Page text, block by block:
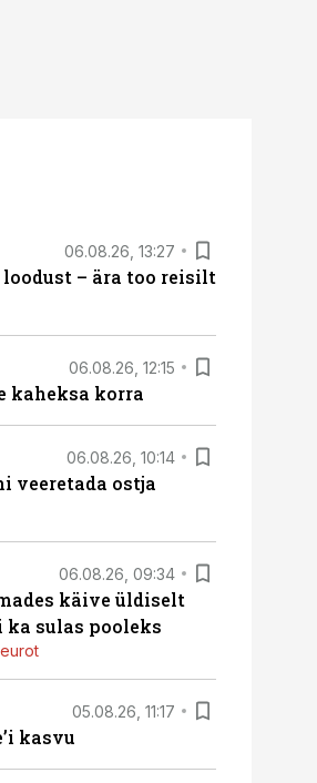
06.08.26, 13:27
– ära too reisilt
06.08.26, 12:15
kaheksa korra
06.08.26, 10:14
veeretada ostja
06.08.26, 09:34
käive üldiselt
sulas pooleks
05.08.26, 11:17
kasvu